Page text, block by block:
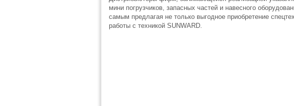
мини погрузчиков, запасных частей и навесного
самым предлагая не только выгодное приобретение
работы с техникой SUNWARD.